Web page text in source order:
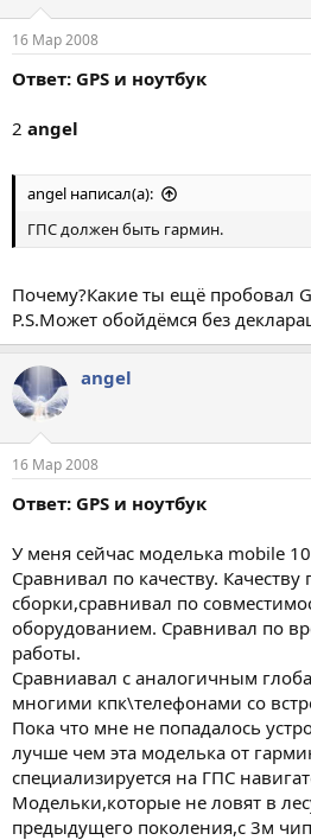
16 Мар 2008
Ответ: GPS и ноутбук
2 angel
angel написал(а):
ГПС должен быть гармин.
Почему?Какие ты ещё пробовал
P.S.Может обойдёмся без
angel
16 Мар 2008
Ответ: GPS и ноутбук
У меня сейчас моделька mobile
Сравнивал по качеству. Качеству
сборки,сравнивал по
оборудованием. Сравнивал по
работы.
Сравниавал с аналогичным
многими кпк\телефонами со
Пока что мне не попадалось
лучше чем эта моделька от
специализируется на ГПС
Модельки,которые не ловят в
предыдущего поколения,с 3м